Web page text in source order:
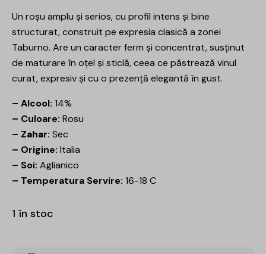
Un roșu amplu și serios, cu profil intens și bine
structurat, construit pe expresia clasică a zonei
Taburno. Are un caracter ferm și concentrat, susținut
de maturare în oțel și sticlă, ceea ce păstrează vinul
curat, expresiv și cu o prezență elegantă în gust.
– Alcool: 14%
– Culoare: Rosu
– Zahar: Sec
– Origine: Italia
– Soi: Aglianico
– Temperatura Servire: 16-18 C
1 în stoc